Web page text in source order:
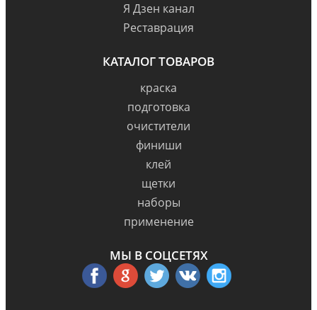
Я Дзен канал
Реставрация
КАТАЛОГ ТОВАРОВ
краска
подготовка
очистители
финиши
клей
щетки
наборы
применение
МЫ В СОЦСЕТЯХ